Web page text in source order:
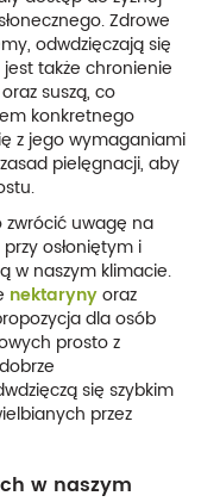
Zdrowe
odwdzięczają się
także chronienie
suszą, co
konkretnego
z jego wymaganiami
pielęgnacji, aby
uwagę na
osłoniętym i
w naszym klimacie.
nektarynyoraz
dla osób
prosto z
się szybkim
przez
w naszym